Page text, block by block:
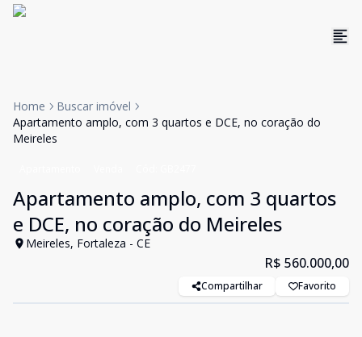
Home
Buscar imóvel
Apartamento amplo, com 3 quartos e DCE, no coração do
Meireles
Apartamento amplo, com 3 quartos
e DCE, no coração do Meireles
Meireles, Fortaleza - CE
R$ 560.000,00
Compartilhar Favorito